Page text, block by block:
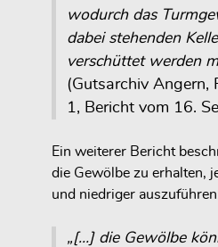
wodurch das
dabei stehenden
verschüttet werden
(Gutsarchiv Angern,
1, Bericht vom 16.
Ein weiterer Bericht
die Gewölbe zu erhalten,
und niedriger
„[…] die Gewölbe